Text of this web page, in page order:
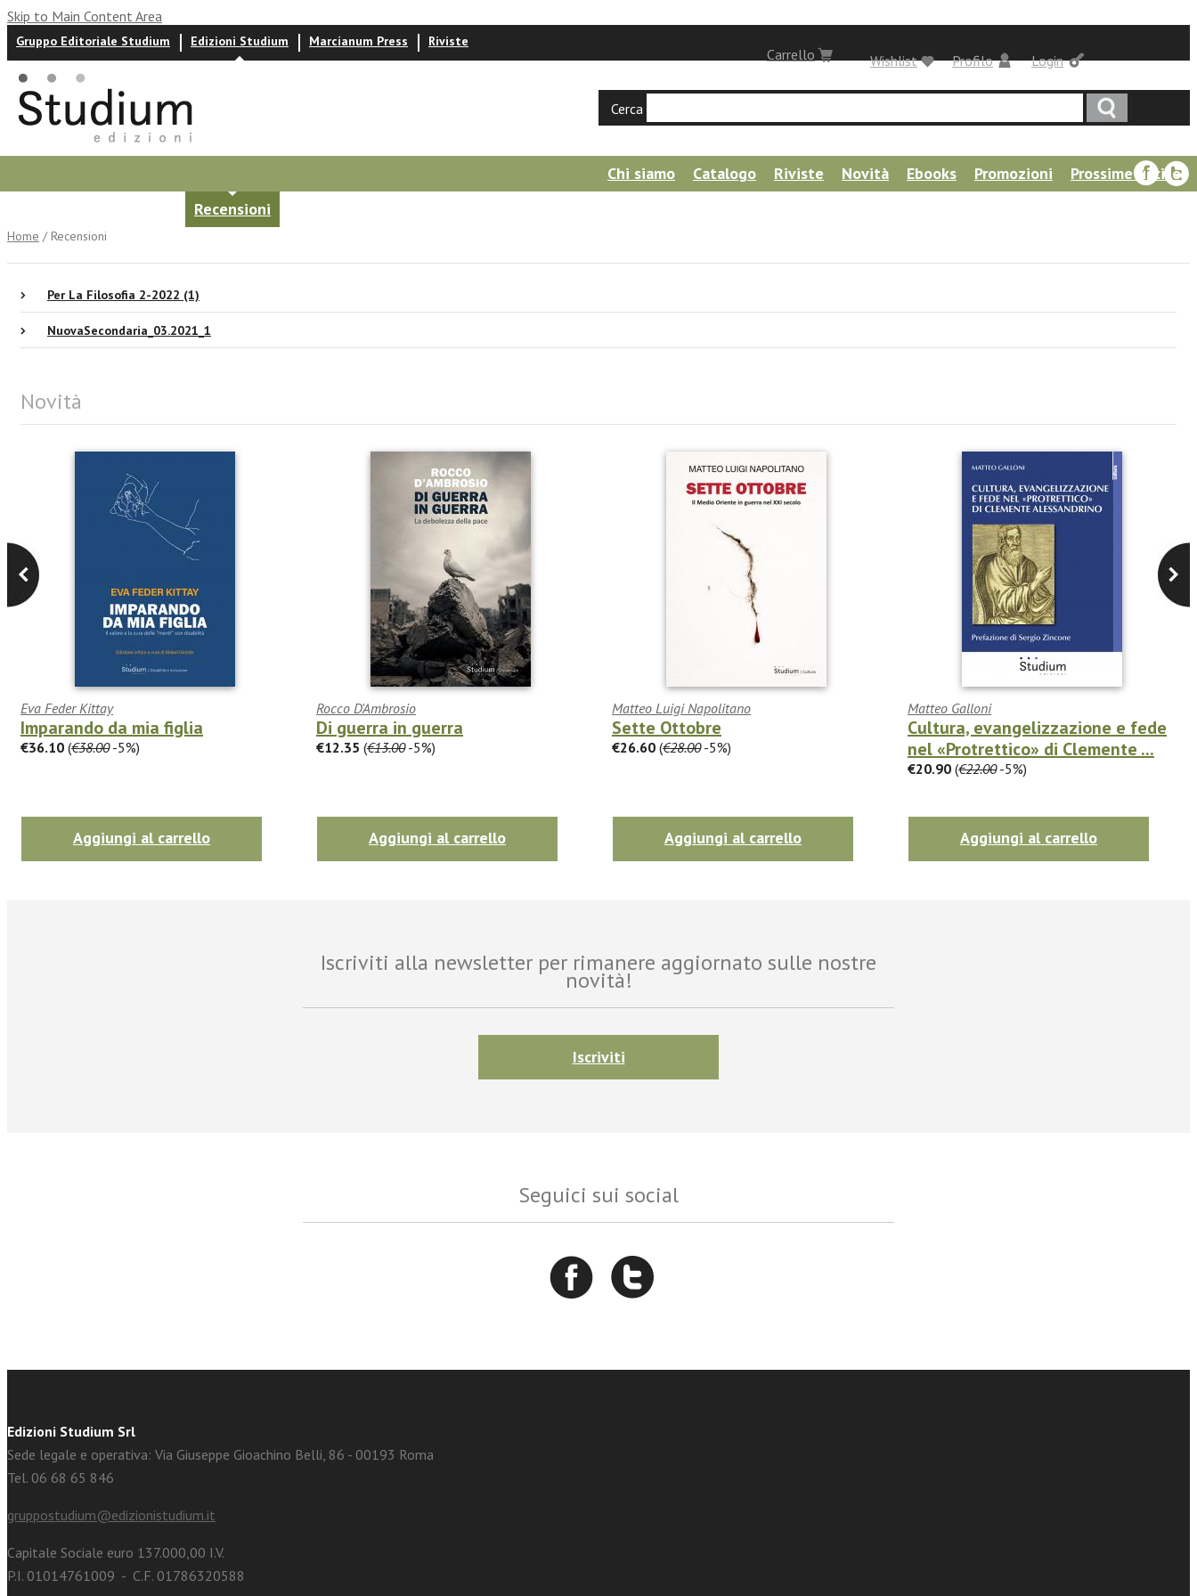
Skip to Main Content Area
Login
Carrello
Gruppo Editoriale Studium Edizioni Studium Marcianum Press Riviste
Profilo
Wishlist
Cerca
Chi siamo Catalogo Riviste Novità Ebooks Promozioni
Prossime uscite
Recensioni
Home / Recensioni
Per La Filosofia 2-2022 (1)
NuovaSecondaria_03.2021_1
Novità
Eva Feder Kittay
Imparando da mia figlia
€36.10 (€38.00-5%)
Aggiungi al carrello
Rocco D'Ambrosio
Di guerra in guerra
€12.35 (€13.00-5%)
Aggiungi al carrello
Matteo Luigi Napolitano
Sette Ottobre
€26.60 (€28.00-5%)
Aggiungi al carrello
Matteo Galloni
Cultura, evangelizzazione e fede
nel «Protrettico» di Clemente ...
€20.90 (€22.00-5%)
Aggiungi al carrello
Iscriviti alla newsletter per rimanere aggiornato sulle nostre
novità!
Iscriviti
Seguici sui social
Edizioni Studium Srl
Sede legale e operativa: Via Giuseppe Gioachino Belli, 86 - 00193 Roma
Tel. 06 68 65 846
gruppostudium@edizionistudium.it
Capitale Sociale euro 137.000,00 I.V.
P.I. 01014761009 - C.F. 01786320588